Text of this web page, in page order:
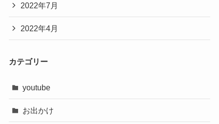
2022年7月
2022年4月
カテゴリー
youtube
お出かけ